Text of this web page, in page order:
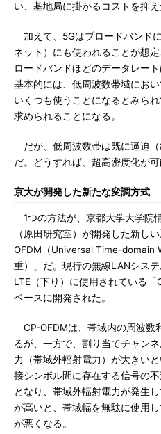
い、基地局に掛かるコストを抑え
加えて、5Gはブロードバンド
ネット）にも使われることが想
ロードバンドほどのデータレー
基本的には、低周波数帯域にお
いくつも使うことになるとみら
求められることになる。
だが、低周波数帯は既に逼迫
だ。どうすれば、超高密度化が
京大が開発した新たな変調方式
1つの方法が、京都大学大学院
（原田研究室）が開発した新し
OFDM（Universal Time-domain
重）」だ。現行の無線LANシス
LTE（下り）に使用されている
ベースに開発された。
CP-OFDMは、帯域内の周波数
るが、一方で、割り当てチャン
力（帯域外輻射電力）が大きい
接シンボル間に存在する信号の
となり、帯域外輻射電力が発生
が高いと、帯域幅を無駄に使用
が悪くなる。